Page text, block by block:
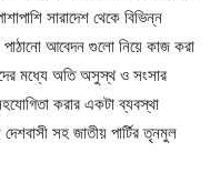
সারাদেশ থেকে বিভিন্ন
পাঠানো আবেদন গুলো নিয়ে কাজ করা
মধ্যে অতি অসুস্থ ও সংসার
করার একটা ব্যবস্থা
সহ জাতীয় পার্টির তৃনমুল